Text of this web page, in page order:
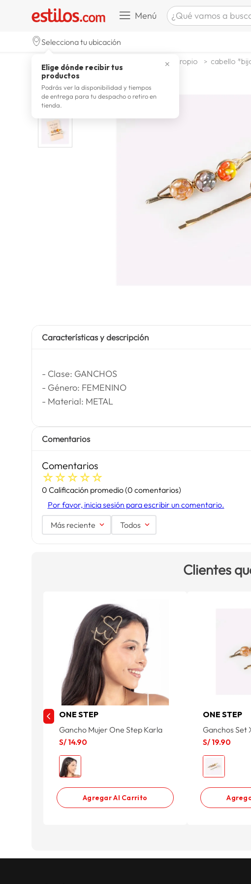
Menú ¿Qué vamos a buscar
terrex
9. cocina
lavadora
Selecciona tu ubicación
✕
Elige dónde recibir tus
productos
Podrás ver la disponibilidad y tiempos
de entrega para tu despacho o retiro en
tienda.
bijouteria propio cabello
Características y descripción
- Clase: GANCHOS
- Género: FEMENINO
- Material: METAL
Comentarios
Comentarios
☆☆☆☆☆
0 Calificación promedio(0 comentarios)
Por favor, inicia sesión para escribir un comentario.
Más reciente Todos
Clientes
ONE STEP
Gancho Mujer One Step Karla
S/ 14.90
Agregar Al Carrito
ONE STEP
Ganchos Set
S/ 19.90